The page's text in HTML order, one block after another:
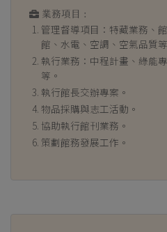
業務項目 :
管理督導項目：特藏業務、
館、水電、空調、空氣品質等
執行業務：中程計畫、綠能
等。
執行館長交辦專案。
物品採購與志工活動。
協助執行館刊業務。
策劃館務發展工作。